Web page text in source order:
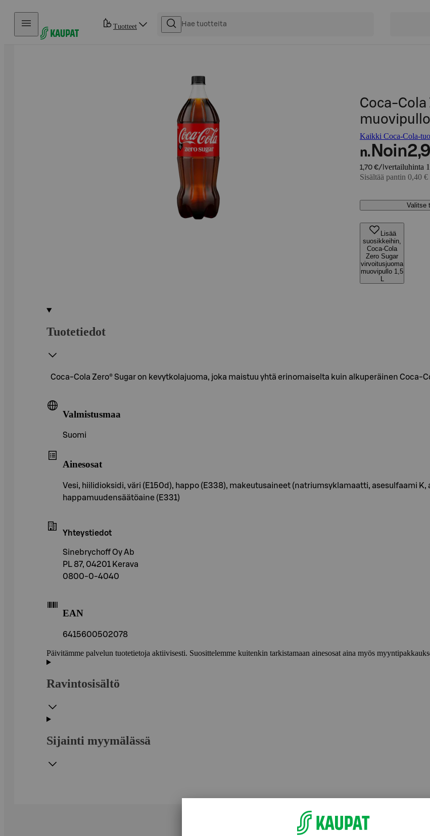
Hyppää sisältöön
Tuotteet
Coca-
muovipullo
Kaikki Coca-Cola-
n. Noin
1,70 €/l vertailuhinta
Sisältää pantin 0,40 €
Valitse
Lisää
suosikkeihin,
Coca-Cola
Zero Sugar
virvoitusjuoma
muovipullo 1,5
L
Tuotetiedot
Coca-Cola Zero® Sugar on kevytkolajuoma, joka maistuu yhtä erinomaiselta kuin alkuperäinen Coca-
Valmistusmaa
Suomi
Ainesosat
Vesi, hiilidioksidi, väri (E150d), happo (E338), makeutusaineet (natriumsyklamaatti, asesulfaami
happamuudensäätöaine (E331)
Yhteystiedot
Sinebrychoff Oy Ab
PL 87, 04201 Kerava
0800-0-4040
EAN
6415600502078
Päivitämme palvelun tuotetietoja aktiivisesti. Suosittelemme kuitenkin tarkistamaan ainesosat aina myös
Ravintosisältö
Sijainti myymälässä